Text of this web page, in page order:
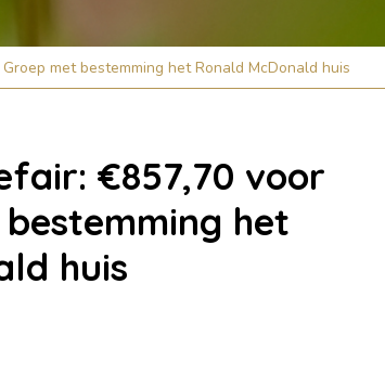
met bestemming het Ronald McDonald huis
€857,70 voor
het
huis